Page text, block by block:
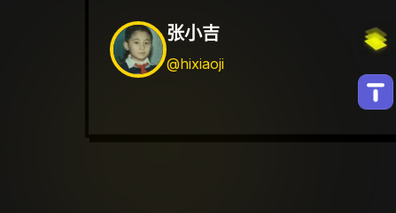
张小吉
@hixiaoji